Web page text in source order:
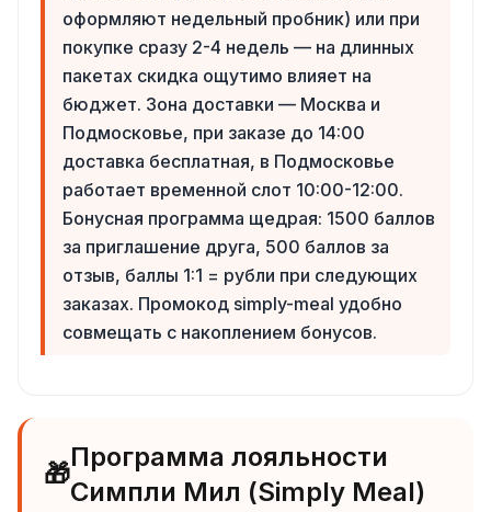
оформляют недельный пробник) или при
покупке сразу 2-4 недель — на длинных
пакетах скидка ощутимо влияет на
бюджет. Зона доставки — Москва и
Подмосковье, при заказе до 14:00
доставка бесплатная, в Подмосковье
работает временной слот 10:00-12:00.
Бонусная программа щедрая: 1500 баллов
за приглашение друга, 500 баллов за
отзыв, баллы 1:1 = рубли при следующих
заказах. Промокод simply-meal удобно
совмещать с накоплением бонусов.
🎁
Программа лояльности
Симпли Мил (Simply Meal)